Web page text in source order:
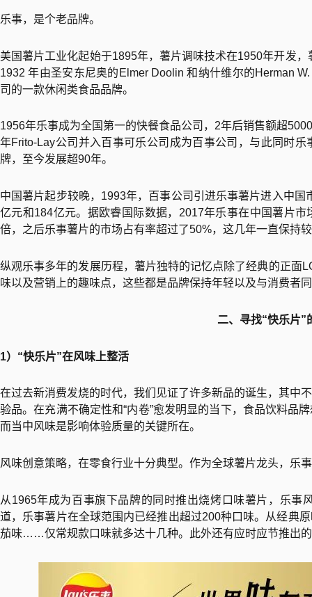
乐事，是个老品牌。
美国薯片工业化起始于1895年，薯片调味技术在1950年开发
1932 年由圣安东尼奥的Elmer Doolin 和纳什维尔的Herman
司的一款休闲类食品品牌。
1956年乐事成为全国第一的快餐食品公司，2年后销售额超
年Frito-Lay公司并入百事可乐公司成为百事公司，与此同时
牌，至今发展超90年。
中国薯片起步较晚，1993年，百事公司引进乐事薯片进入中
亿元和184亿元。据欧睿国际数据，2017年乐事在中国薯片
倍，之后乐事薯片的市场占有率超过了50%，这几年一直保持
纵观乐事多年的发展历程，薯片独特的记忆点除了经典的正面
味以及营销上的趣味点，这些都是品牌保持年轻以及与消费者
二、寻找“快乐片”
1）“快乐片”在风味上整活
在过去新消费发烧的时代，我们见证了许多新品的诞生，其中
验品。在充满不确定性和“内卷”愈发明显的当下，食品饮料品
而当中风味是影响体验质量的关键所在。
风味创意策略，在零食行业十分典型。作为全球薯片龙头，乐
从1965年成为百事旗下品牌的同时推出烧烤口味薯片，乐事
道，乐事薯片在全球范围内已经推出超过200种口味。从经典
茄味……仅常规款口味就多达十几种。此外还有应时应节推出